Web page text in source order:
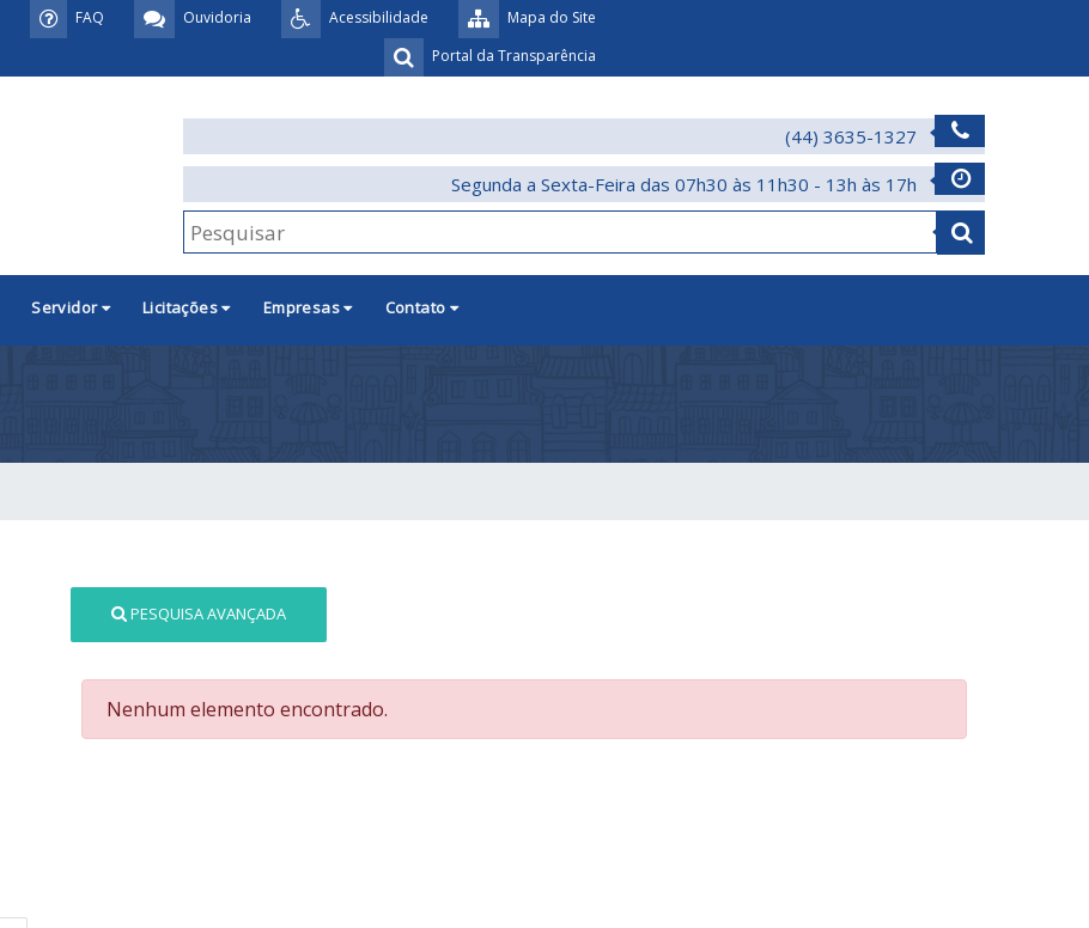
Mapa do Site
Acessibilidade
Ouvidoria
FAQ
Portal da Transparência
(44) 3635-1327
Segunda a Sexta-Feira das 07h30 às 11h30 - 13h às 17h
Servidor Licitações Empresas Contato
PESQUISA AVANÇADA
Nenhum elemento encontrado.